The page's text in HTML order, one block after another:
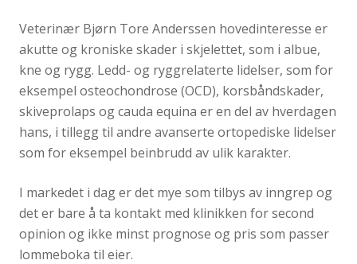
Veterinær Bjørn Tore Anderssen hovedinteresse er
akutte og kroniske skader i skjelettet, som i albue,
kne og rygg. Ledd- og ryggrelaterte lidelser, som for
eksempel osteochondrose (OCD), korsbåndskader,
skiveprolaps og cauda equina er en del av hverdagen
hans, i tillegg til andre avanserte ortopediske lidelser
som for eksempel beinbrudd av ulik karakter.
I markedet i dag er det mye som tilbys av inngrep og
det er bare å ta kontakt med klinikken for second
opinion og ikke minst prognose og pris som passer
lommeboka til eier.